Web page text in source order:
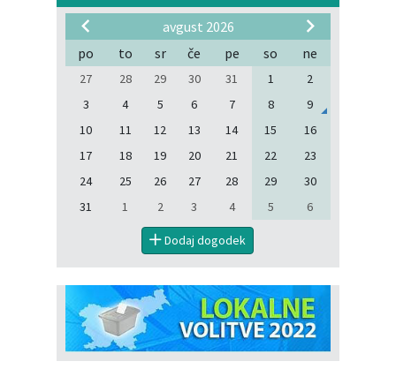
avgust 2026
po
to sr če pe so ne
27 28 29 30 31 1
2
3
4 5 6 7 8
9
10
11 12 13 14 15
16
17
18 19 20 21 22
23
24
25 26 27 28 29
30
31
1 2 3 4 5 6
Dodaj dogodek